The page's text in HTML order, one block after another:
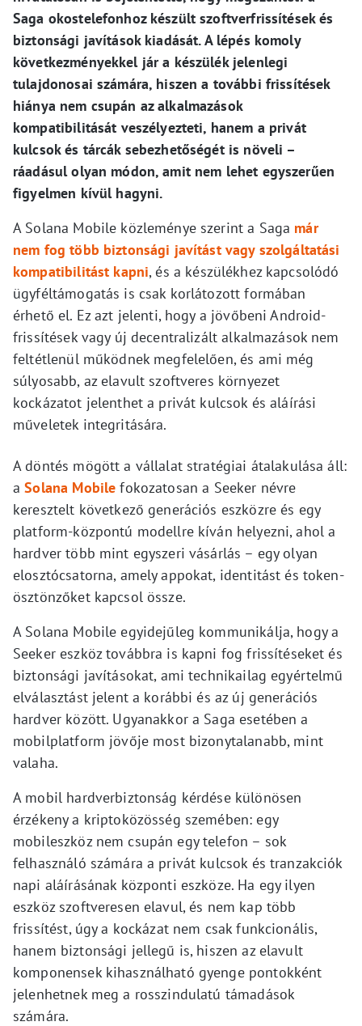
Saga okostelefonhoz készült szoftverfrissítések és
biztonsági javítások kiadását. A lépés komoly
következményekkel jár a készülék jelenlegi
tulajdonosai számára, hiszen a további frissítések
hiánya nem csupán az alkalmazások
kompatibilitását veszélyezteti, hanem a privát
kulcsok és tárcák sebezhetőségét is növeli –
ráadásul olyan módon, amit nem lehet egyszerűen
figyelmen kívül hagyni.
A Solana Mobile közleménye szerint a Saga már
nem fog több biztonsági javítást vagy szolgáltatási
kompatibilitást kapni, és a készülékhez kapcsolódó
ügyféltámogatás is csak korlátozott formában
érhető el. Ez azt jelenti, hogy a jövőbeni Android-
frissítések vagy új decentralizált alkalmazások nem
feltétlenül működnek megfelelően, és ami még
súlyosabb, az elavult szoftveres környezet
kockázatot jelenthet a privát kulcsok és aláírási
műveletek integritására.
A döntés mögött a vállalat stratégiai átalakulása áll:
aSolana Mobile fokozatosan a Seeker névre
keresztelt következő generációs eszközre és egy
platform-központú modellre kíván helyezni, ahol a
hardver több mint egyszeri vásárlás – egy olyan
elosztócsatorna, amely appokat, identitást és token-
ösztönzőket kapcsol össze.
A Solana Mobile egyidejűleg kommunikálja, hogy a
Seeker eszköz továbbra is kapni fog frissítéseket és
biztonsági javításokat, ami technikailag egyértelmű
elválasztást jelent a korábbi és az új generációs
hardver között. Ugyanakkor a Saga esetében a
mobilplatform jövője most bizonytalanabb, mint
valaha.
A mobil hardverbiztonság kérdése különösen
érzékeny a kriptoközösség szemében: egy
mobileszköz nem csupán egy telefon – sok
felhasználó számára a privát kulcsok és tranzakciók
napi aláírásának központi eszköze. Ha egy ilyen
eszköz szoftveresen elavul, és nem kap több
frissítést, úgy a kockázat nem csak funkcionális,
hanem biztonsági jellegű is, hiszen az elavult
komponensek kihasználható gyenge pontokként
jelenhetnek meg a rosszindulatú támadások
számára.